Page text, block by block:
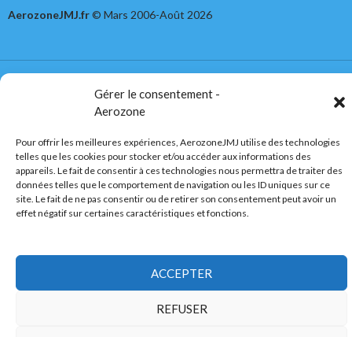
Gérer le consentement -
Aerozone
Pour offrir les meilleures expériences, AerozoneJMJ utilise des technologies
telles que les cookies pour stocker et/ou accéder aux informations des
appareils. Le fait de consentir à ces technologies nous permettra de traiter des
données telles que le comportement de navigation ou les ID uniques sur ce
site. Le fait de ne pas consentir ou de retirer son consentement peut avoir un
effet négatif sur certaines caractéristiques et fonctions.
ACCEPTER
REFUSER
AerozoneJMJ.fr© Mars 2006-Août 2026